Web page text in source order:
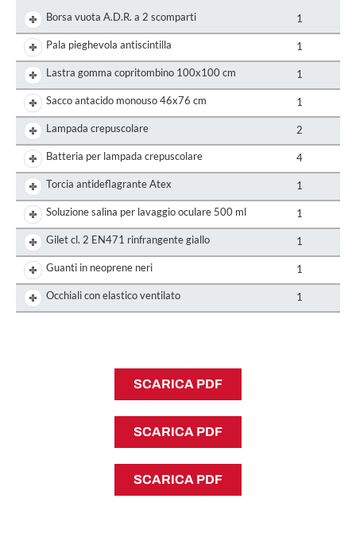
Borsa vuota A.D.R. a 2 scomparti
1
Pala pieghevola antiscintilla 1
Lastra gomma copritombino 100x100 cm 1
Sacco antacido monouso 46x76 cm 1
Lampada crepuscolare 2
Batteria per lampada crepuscolare 4
Torcia antideflagrante Atex 1
Soluzione salina per lavaggio oculare 500 ml 1
Gilet cl. 2 EN471 rinfrangente giallo 1
Guanti in neoprene neri 1
Occhiali con elastico ventilato 1
SCARICA PDF
SCARICA PDF
SCARICA PDF